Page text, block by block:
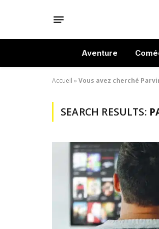
Aventure
Accueil »Vous avez cherché
SEARCH RESULTS: